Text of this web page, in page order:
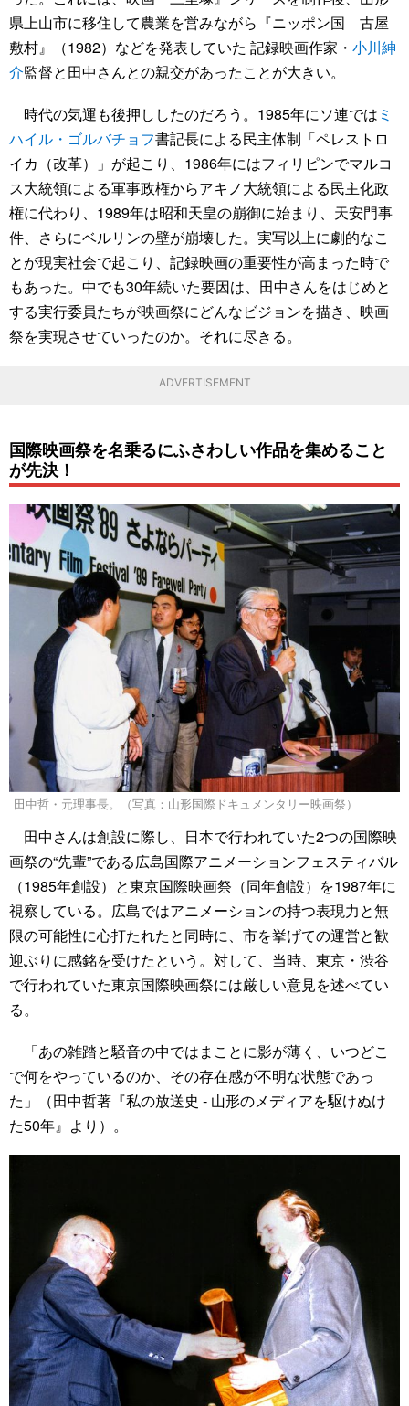
県上山市に移住して農業を営みながら『ニッポン国 古屋
敷村』（1982）などを発表していた 記録映画作家・ 小川紳
介監督と田中さんとの親交があったことが大きい。
時代の気運も後押ししたのだろう。1985年にソ連では ミ
ハイル・ゴルバチョフ書記長による民主体制「ペレストロ
イカ（改革）」が起こり、1986年にはフィリピンでマルコ
ス大統領による軍事政権からアキノ大統領による民主化政
権に代わり、1989年は昭和天皇の崩御に始まり、天安門事
件、さらにベルリンの壁が崩壊した。実写以上に劇的なこ
とが現実社会で起こり、記録映画の重要性が高まった時で
もあった。中でも30年続いた要因は、田中さんをはじめと
する実行委員たちが映画祭にどんなビジョンを描き、映画
祭を実現させていったのか。それに尽きる。
ADVERTISEMENT
国際映画祭を名乗るにふさわしい作品を集めること
が先決！
田中哲・元理事長。（写真：山形国際ドキュメンタリー映画祭）
田中さんは創設に際し、日本で行われていた2つの国際映
画祭の“先輩”である広島国際アニメーションフェスティバル
（1985年創設）と東京国際映画祭（同年創設）を1987年に
視察している。広島ではアニメーションの持つ表現力と無
限の可能性に心打たれたと同時に、市を挙げての運営と歓
迎ぶりに感銘を受けたという。対して、当時、東京・渋谷
で行われていた東京国際映画祭には厳しい意見を述べてい
る。
「あの雑踏と騒音の中ではまことに影が薄く、いつどこ
で何をやっているのか、その存在感が不明な状態であっ
た」（田中哲著『私の放送史 ‐ 山形のメディアを駆けぬけ
た50年』より）。